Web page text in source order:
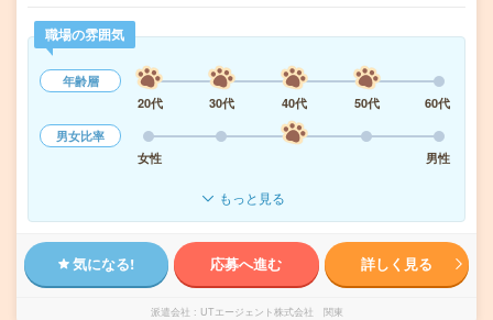
職場の雰囲気
年齢層
20代
30代 40代 50代
60代
男女比率
女性
男性
もっと見る
気になる! 応募へ進む 詳しく見る
派遣会社 UTエージェント株式会社 関東